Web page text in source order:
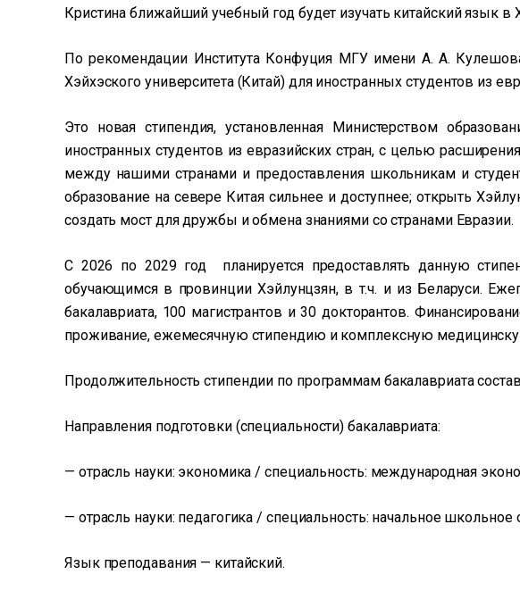
Кристина ближайший учебный год будет изучать китайский язык в
По рекомендации Института Конфуция МГУ имени А. А.
Хэйхэского университета (Китай) для иностранных студентов из
Это новая стипендия, установленная Министерством
иностранных студентов из евразийских стран, с целью
между нашими странами и предоставления школьникам и
образование на севере Китая сильнее и доступнее; открыть
создать мост для дружбы и обмена знаниями со странами Евразии.
С 2026 по 2029 год планируется предоставлять данную
обучающимся в провинции Хэйлунцзян, в т.ч. и из Беларуси.
бакалавриата, 100 магистрантов и 30 докторантов.
проживание, ежемесячную стипендию и комплексную
Продолжительность стипендии по программам бакалавриата
Направления подготовки (специальности) бакалавриата:
— отрасль науки: экономика / специальность: международная
— отрасль науки: педагогика / специальность: начальное школьное
Язык преподавания — китайский.